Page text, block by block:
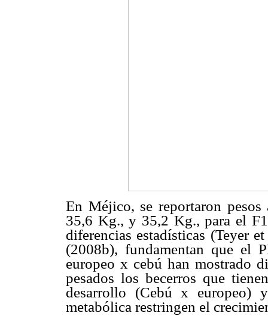
En Méjico, se reportaron
35,6 Kg., y 35,2 Kg., para el
diferencias estadísticas (Teyer
(2008b), fundamentan que el
europeo x cebú han mostrado
pesados los becerros que
desarrollo (Cebú x europeo)
metabólica restringen el